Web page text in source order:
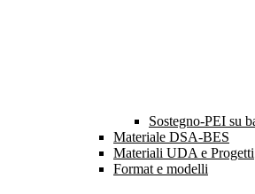
Sostegno-PEI su
Materiale DSA-BES
Materiali UDA e Progetti
Format e modelli